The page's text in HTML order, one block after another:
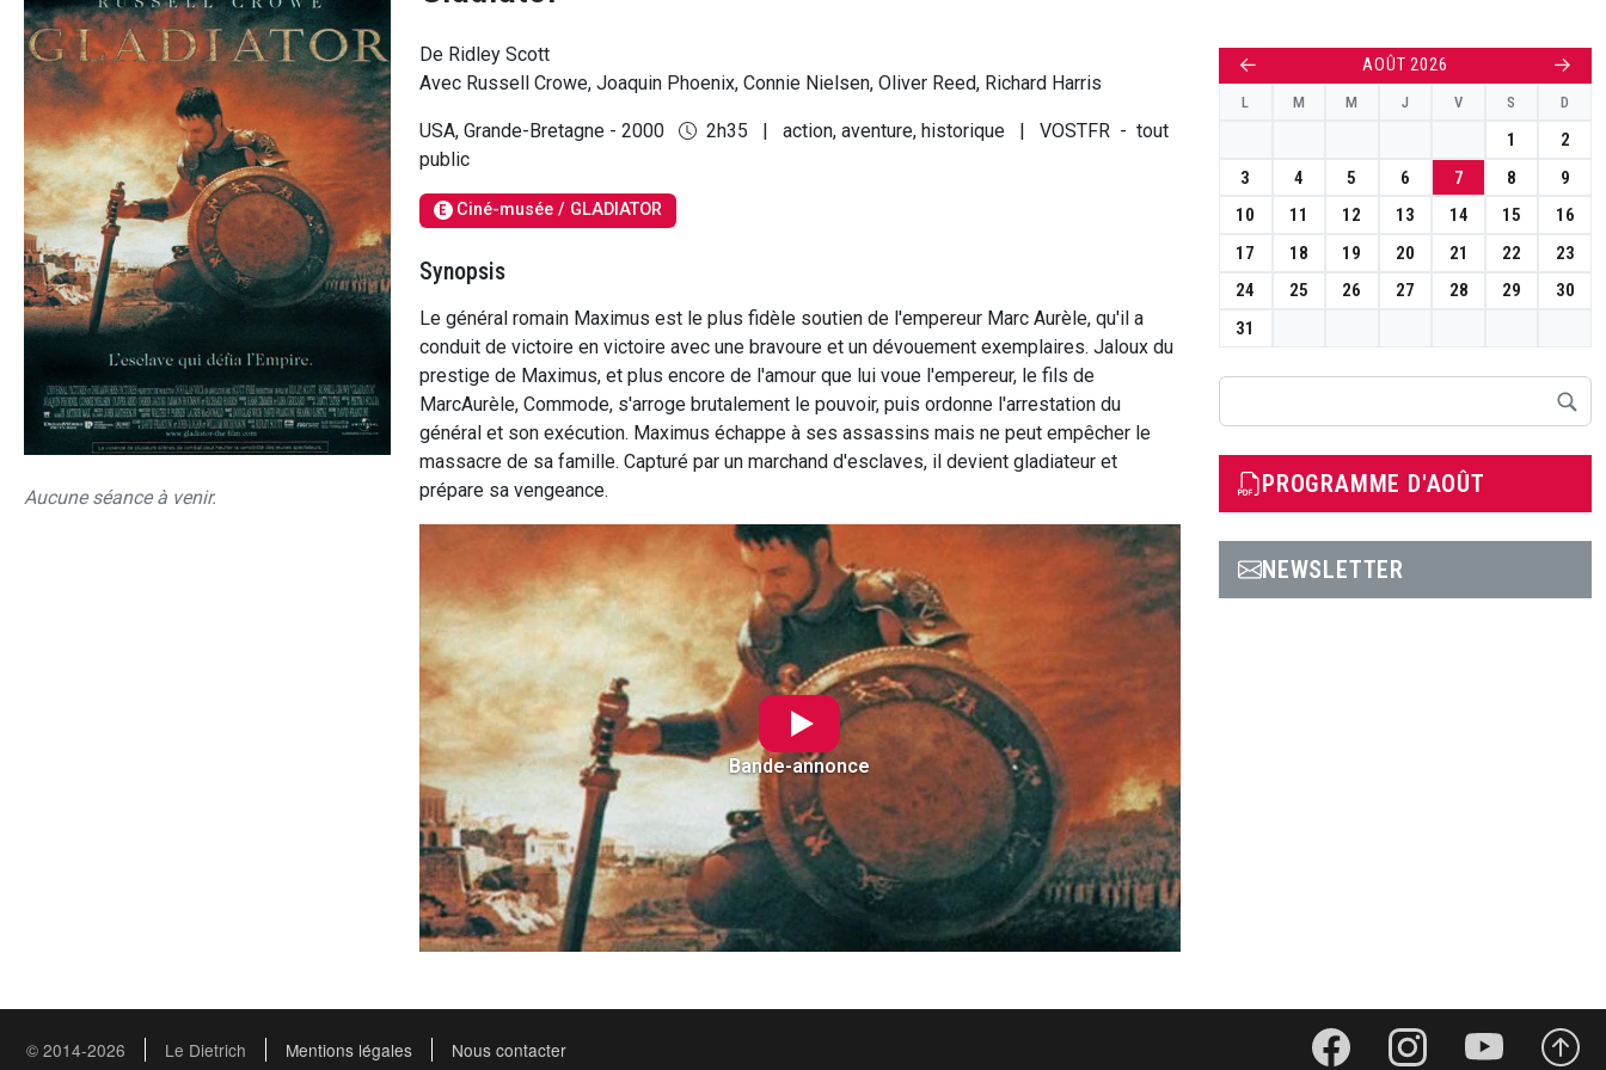
Aucune séance à venir.
De Ridley Scott
Avec Russell Crowe, Joaquin Phoenix, Connie Nielsen, Oliver Reed, Richard Harris
USA, Grande-Bretagne - 2000 2h35 | action, aventure, historique | VOSTFR - tout
public
E Ciné-musée / GLADIATOR
Synopsis
Le général romain Maximus est le plus fidèle soutien de l'empereur Marc Aurèle, qu'il a
conduit de victoire en victoire avec une bravoure et un dévouement exemplaires. Jaloux du
prestige de Maximus, et plus encore de l'amour que lui voue l'empereur, le fils de
MarcAurèle, Commode, s'arroge brutalement le pouvoir, puis ordonne l'arrestation du
général et son exécution. Maximus échappe à ses assassins mais ne peut empêcher le
massacre de sa famille. Capturé par un marchand d'esclaves, il devient gladiateur et
prépare sa vengeance.
Bande-annonce
← AOÛT 2026 →
L M M J V S D
1
2
3
4 5 6 7 8
9
10
11 12 13 14 15
16
17
18 19 20 21 22
23
24
25 26 27 28 29
30
31
PROGRAMME D'AOÛT
NEWSLETTER
© 2014-2026 Le Dietrich Mentions légales Nous contacter